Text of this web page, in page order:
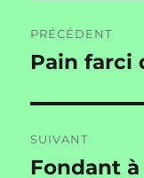
de
PRÉCÉDENT
Publication
Pain farci
SUIVANT
Publication
Fondant